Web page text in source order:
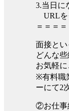
3.当日に
URLを
＝＝＝＝
面接とい
どんな
お気軽に
※有料職
ーにて2
②お仕事